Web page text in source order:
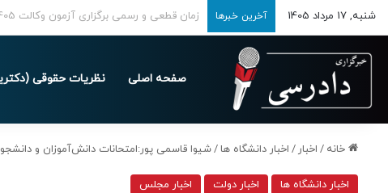
شنبه, 17 مرداد 1405 آخرین خبرها تمدید مهلت ارسال اظهارنامه‌های مالیاتی تا پایان
صفحه اصلی نظریات حقوقی
خانه / اخبار / اخبار دانشگاه ها /شیوا قاسمی پور:امتحانات دانش‌آموزان و
اخبار دانشگاه ها اخبار دولت اخبار مجلس